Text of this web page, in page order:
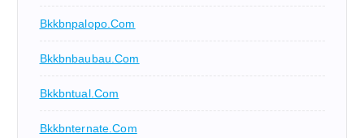
Bkkbnpalopo.com
Bkkbnbaubau.com
Bkkbntual.com
Bkkbnternate.com